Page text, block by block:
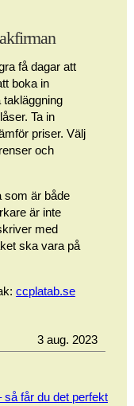
få dagar att
boka in
takläggning
Ta in
priser. Välj
och
som är både
är inte
med
ska vara på
ccplatab.se
3 aug. 2023
så får du det perfekt